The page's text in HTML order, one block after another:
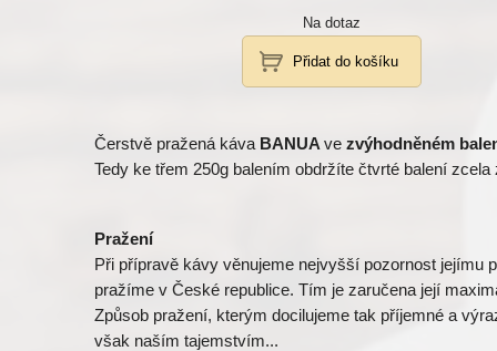
Na dotaz
Čerstvě pražená káva BANUA ve zvýhodněném
Tedy ke třem 250g balením obdržíte čtvrté balení zcela
Pražení
Při přípravě kávy věnujeme nejvyšší pozornost jejímu
pražíme v České republice. Tím je zaručena její
Způsob pražení, kterým docilujeme tak příjemné a
však naším tajemstvím...